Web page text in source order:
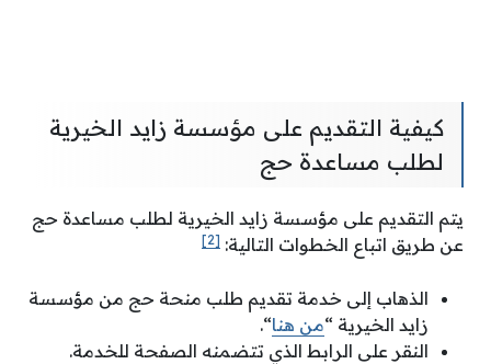
كيفية التقديم على مؤسسة زايد الخيرية
لطلب مساعدة حج
يتم التقديم على مؤسسة زايد الخيرية لطلب مساعدة حج
عن طريق اتباع الخطوات التالية: [2]
الذهاب إلى خدمة تقديم طلب منحة حج من مؤسسة
زايد الخيرية “من هنا“.
النقر على الرابط الذي تتضمنه الصفحة للخدمة.